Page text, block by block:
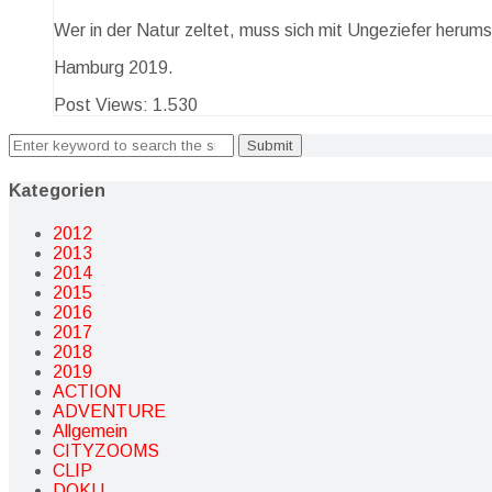
Wer in der Natur zeltet, muss sich mit Ungeziefer
Hamburg 2019.
Post Views: 1.530
Search
for:
Kategorien
2012
2013
2014
2015
2016
2017
2018
2019
ACTION
ADVENTURE
Allgemein
CITYZOOMS
CLIP